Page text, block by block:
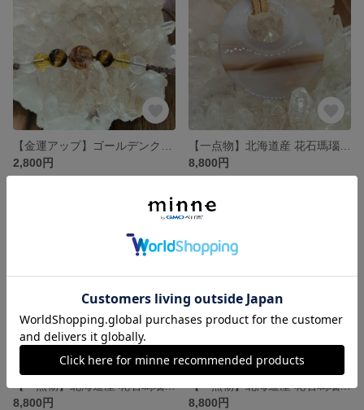
2,800円
8,800円
残り1点
【一点物】北海道産 花石瑪瑙ペンダント
8,800円
【一点物】北海道産 花石瑪瑙ペンダント
8,800円